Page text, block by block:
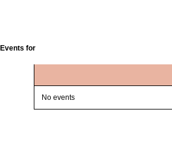
Events for
No events